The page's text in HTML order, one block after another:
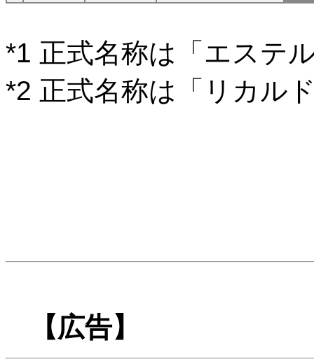
*1 正式名称は「エステ
*2 正式名称は「リカル
【広告】